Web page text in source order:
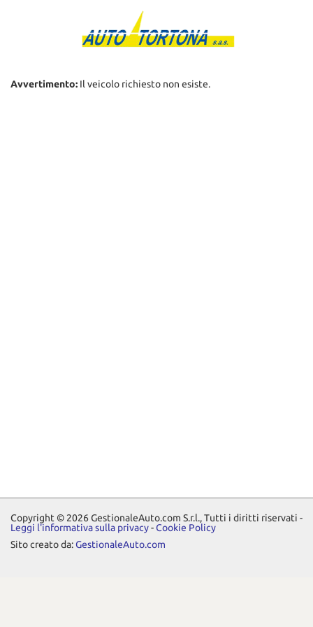
Avvertimento: Il veicolo richiesto non esiste.
Copyright © 2026 GestionaleAuto.com S.r.l., Tutti i diritti riservati -
Leggi l'informativa sulla privacy-Cookie Policy
Sito creato da:GestionaleAuto.com